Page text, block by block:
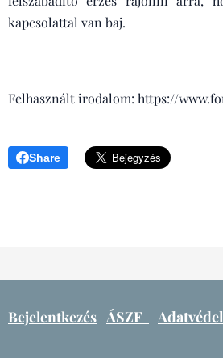
kapcsolattal van baj.
Felhasznált irodalom: https://
Share
Bejelentkezés ÁSZF